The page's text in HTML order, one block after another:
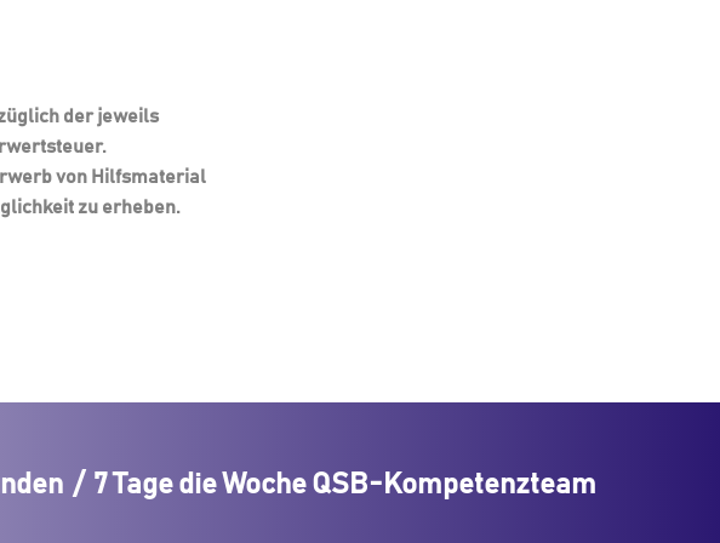
der jeweils
von Hilfsmaterial
zu erheben.
/ 7 Tage die Woche QSB-Kompetenzteam